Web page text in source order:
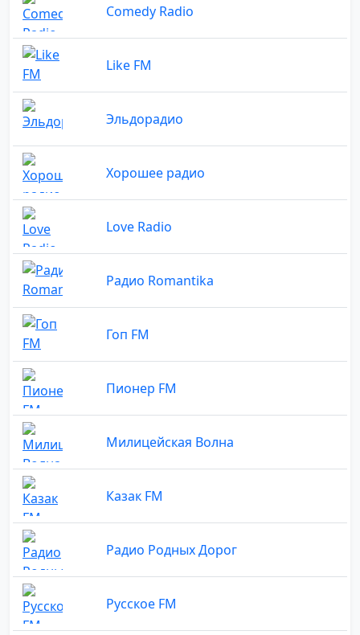
Comedy Radio
Like FM
Эльдорадио
Хорошее радио
Love Radio
Радио Romantika
Гоп FM
Пионер FM
Милицейская Волна
Казак FM
Радио Родных Дорог
Русское FM